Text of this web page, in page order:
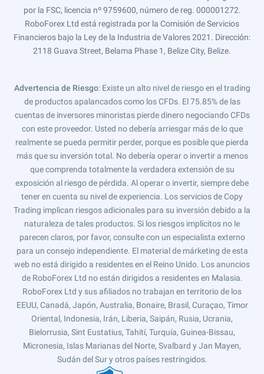
por la FSC, licencia nº 9759600, número de reg. 000001272.
RoboForex Ltd está registrada por la Comisión de Servicios
Financieros bajo la Ley de la Industria de Valores 2021. Dirección:
2118 Guava Street, Belama Phase 1, Belize City, Belize.
Advertencia de Riesgo: Existe un alto nivel de riesgo en el trading
de productos apalancados como los CFDs. El 75.85% de las
cuentas de inversores minoristas pierde dinero negociando CFDs
con este proveedor. Usted no debería arriesgar más de lo que
realmente se pueda permitir perder, porque es posible que pierda
más que su inversión total. No debería operar o invertir a menos
que comprenda totalmente la verdadera extensión de su
exposición al riesgo de pérdida. Al operar o invertir, siempre debe
tener en cuenta su nivel de experiencia. Los servicios de Copy
Trading implican riesgos adicionales para su inversión debido a la
naturaleza de tales productos. Si los riesgos implícitos no le
parecen claros, por favor, consulte con un especialista externo
para un consejo independiente. El material de márketing de esta
web no está dirigido a residentes en el Reino Unido. Los anuncios
de RoboForex Ltd no están dirigidos a residentes en Malasia.
RoboForex Ltd y sus afiliados no trabajan en territorio de los
EEUU, Canadá, Japón, Australia, Bonaire, Brasil, Curaçao, Timor
Oriental, Indonesia, Irán, Liberia, Saipán, Rusia, Ucrania,
Bielorrusia, Sint Eustatius, Tahití, Turquía, Guinea-Bissau,
Micronesia, Islas Marianas del Norte, Svalbard y Jan Mayen,
Sudán del Sur y otros países restringidos.